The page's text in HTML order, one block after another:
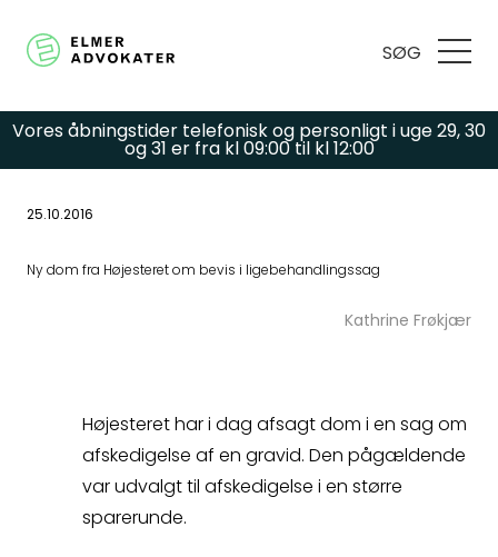
SØG
Vores åbningstider telefonisk og personligt i uge 29, 30
og 31 er fra kl 09:00 til kl 12:00
Har du spørgsmål
eller brug for hjælp?
kontaktformularen,
så kontakter vi dig
25.10.2016
Ny dom fra Højesteret om bevis i ligebehandlingssag
Kathrine Frøkjær
Højesteret har i dag afsagt dom i en sag om
afskedigelse af en gravid. Den pågældende
var udvalgt til afskedigelse i en større
sparerunde.